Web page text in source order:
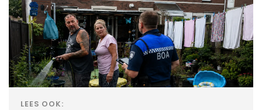
LEES OOK: